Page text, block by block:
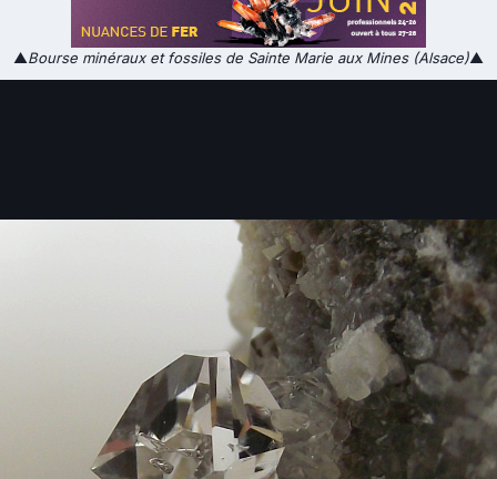
▲Bourse minéraux et fossiles de Sainte Marie aux Mines (Alsace)▲